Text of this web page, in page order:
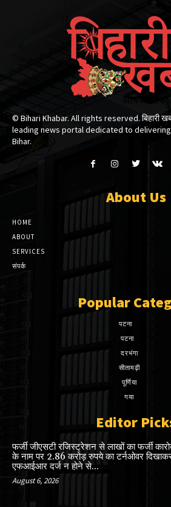
© Bihari Khabar. All rights reserved. बिहारी
leading news portal dedicated to
Bihar.
About Us
HOME
ABOUT
SERVICES
संपर्क
Popular
पटना
पटना
दरभंगा
सीतामढ़ी
पूर्णिया
गया
Editor
फर्जी जीएसटी रजिस्ट्रेशन से लाखों का फर्जी
के नाम पर 2.86 करोड़ रुपये का टर्नओवर
एफआईआर दर्ज न होने से...
August 6, 2026